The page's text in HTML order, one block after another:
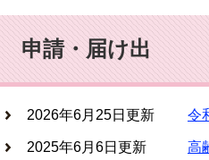
申請・届け出
2026年6月25日更新 令
2025年6月6日更新
高